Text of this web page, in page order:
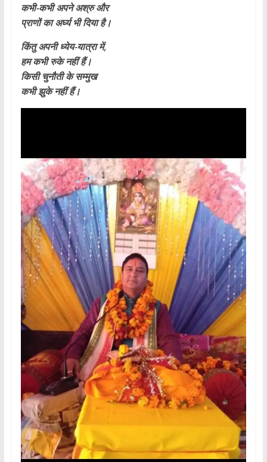
कभी-कभी अपने अश्रु और
प्राणों का अर्घ्य भी दिया है।
किंतु अपनी ध्येय-यात्रा में,
हम कभी रुके नहीं हैं।
किसी चुनौती के सम्मुख
कभी झुके नहीं हैं।